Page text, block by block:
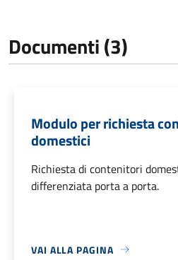
Documenti (3)
Modulo per richiesta
domestici
Richiesta di contenitori
differenziata porta a porta.
VAI ALLA PAGINA